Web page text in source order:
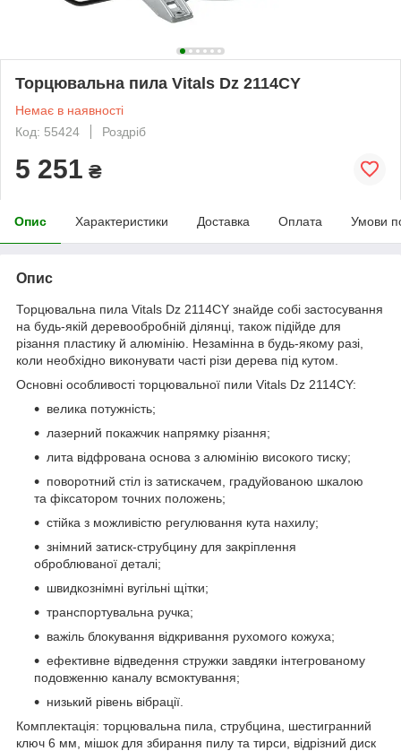
Торцювальна пила Vitals Dz 2114CY
Немає в наявності
Код: 55424
Роздріб
5 251 ₴
Опис Характеристики Доставка Оплата Умови
Опис
Торцювальна пила Vitals Dz 2114CY знайде собі застосування
на будь-якій деревообробній ділянці, також підійде для
різання пластику й алюмінію. Незамінна в будь-якому разі,
коли необхідно виконувати часті різи дерева під кутом.
Основні особливості торцювальної пили Vitals Dz 2114CY:
велика потужність;
лазерний покажчик напрямку різання;
лита відфрована основа з алюмінію високого тиску;
поворотний стіл із затискачем, градуйованою шкалою
та фіксатором точних положень;
стійка з можливістю регулювання кута нахилу;
знімний затиск-струбцину для закріплення
оброблюваної деталі;
швидкознімні вугільні щітки;
транспортувальна ручка;
важіль блокування відкривання рухомого кожуха;
ефективне відведення стружки завдяки інтегрованому
подовженню каналу всмоктування;
низький рівень вібрації.
Комплектація: торцювальна пила, струбцина, шестигранний
ключ 6 мм, мішок для збирання пилу та тирси, відрізний диск